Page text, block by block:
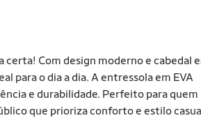
Com design moderno e cabedal
para o dia a dia. A entressola em EVA
e durabilidade. Perfeito para quem
que prioriza conforto e estilo